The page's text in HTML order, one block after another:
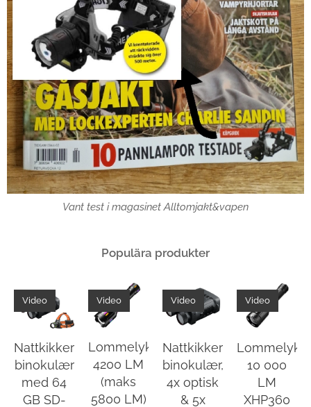
Vant test i magasinet Alltomjakt&vapen
Populära produkter
Nattkikkert
binokulær
med 64
GB SD-
Video
Lommelykt
4200 LM
(maks
5800 LM)
Video
Nattkikkert
binokulær,
4x optisk
& 5x
Video
Lommelykt
10 000
LM
XHP360
Video